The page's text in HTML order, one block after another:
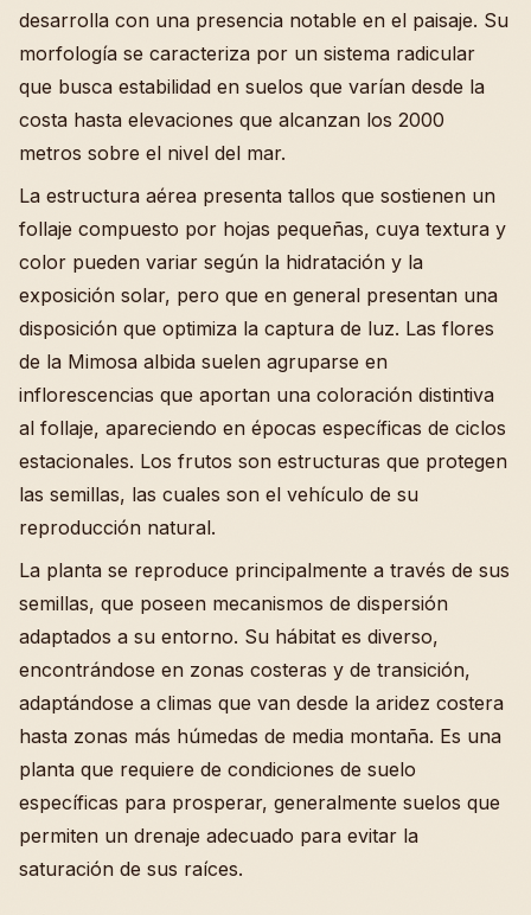
desarrolla con una presencia notable en el paisaje. Su
morfología se caracteriza por un sistema radicular
que busca estabilidad en suelos que varían desde la
costa hasta elevaciones que alcanzan los 2000
metros sobre el nivel del mar.
La estructura aérea presenta tallos que sostienen un
follaje compuesto por hojas pequeñas, cuya textura y
color pueden variar según la hidratación y la
exposición solar, pero que en general presentan una
disposición que optimiza la captura de luz. Las flores
de la Mimosa albida suelen agruparse en
inflorescencias que aportan una coloración distintiva
al follaje, apareciendo en épocas específicas de ciclos
estacionales. Los frutos son estructuras que protegen
las semillas, las cuales son el vehículo de su
reproducción natural.
La planta se reproduce principalmente a través de sus
semillas, que poseen mecanismos de dispersión
adaptados a su entorno. Su hábitat es diverso,
encontrándose en zonas costeras y de transición,
adaptándose a climas que van desde la aridez costera
hasta zonas más húmedas de media montaña. Es una
planta que requiere de condiciones de suelo
específicas para prosperar, generalmente suelos que
permiten un drenaje adecuado para evitar la
saturación de sus raíces.